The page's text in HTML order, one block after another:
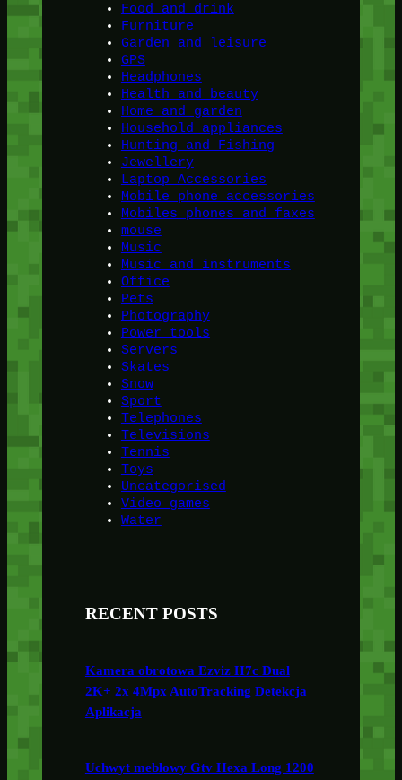
Food and drink
Furniture
Garden and leisure
GPS
Headphones
Health and beauty
Home and garden
Household appliances
Hunting and Fishing
Jewellery
Laptop Accessories
Mobile phone accessories
Mobiles phones and faxes
mouse
Music
Music and instruments
Office
Pets
Photography
Power tools
Servers
Skates
Snow
Sport
Telephones
Televisions
Tennis
Toys
Uncategorised
Video games
Water
RECENT POSTS
Kamera obrotowa Ezviz H7c Dual
2K+ 2x 4Mpx AutoTracking Detekcja
Aplikacja
Uchwyt meblowy Gtv Hexa Long 1200